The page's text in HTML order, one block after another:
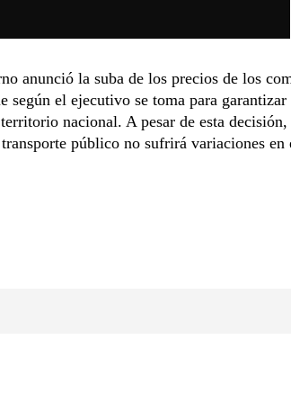
anunció la suba de los precios de los
según el ejecutivo se toma para garantizar
nacional. A pesar de esta decisión,
público no sufrirá variaciones en